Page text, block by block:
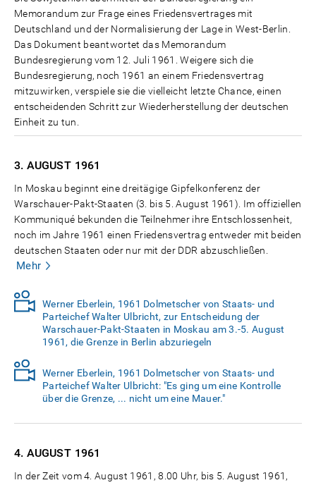
Memorandum zur Frage eines Friedensvertrages mit
Deutschland und der Normalisierung der Lage in West-Berlin.
Das Dokument beantwortet das Memorandum
Bundesregierung vom 12. Juli 1961. Weigere sich die
Bundesregierung, noch 1961 an einem Friedensvertrag
mitzuwirken, verspiele sie die vielleicht letzte Chance, einen
entscheidenden Schritt zur Wiederherstellung der deutschen
Einheit zu tun.
3. AUGUST 1961
In Moskau beginnt eine dreitägige Gipfelkonferenz der
Warschauer-Pakt-Staaten (3. bis 5. August 1961). Im offiziellen
Kommuniqué bekunden die Teilnehmer ihre Entschlossenheit,
noch im Jahre 1961 einen Friedensvertrag entweder mit beiden
deutschen Staaten oder nur mit der DDR abzuschließen.
Mehr
Werner Eberlein, 1961 Dolmetscher von Staats- und
Parteichef Walter Ulbricht, zur Entscheidung der
Warschauer-Pakt-Staaten in Moskau am 3.-5. August
1961, die Grenze in Berlin abzuriegeln
Werner Eberlein, 1961 Dolmetscher von Staats- und
Parteichef Walter Ulbricht: "Es ging um eine Kontrolle
über die Grenze, ... nicht um eine Mauer."
4. AUGUST 1961
In der Zeit vom 4. August 1961, 8.00 Uhr, bis 5. August 1961,